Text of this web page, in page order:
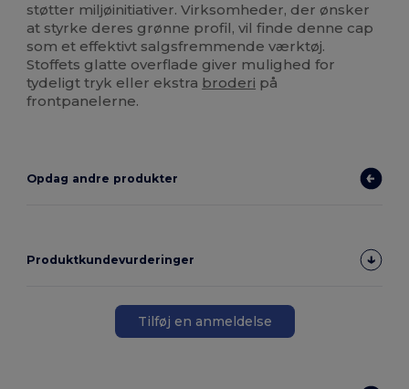
støtter miljøinitiativer. Virksomheder, der ønsker
at styrke deres grønne profil, vil finde denne cap
som et effektivt salgsfremmende værktøj.
Stoffets glatte overflade giver mulighed for
tydeligt tryk eller ekstra broderi på
frontpanelerne.
Opdag andre produkter
Produktkundevurderinger
Tilføj en anmeldelse